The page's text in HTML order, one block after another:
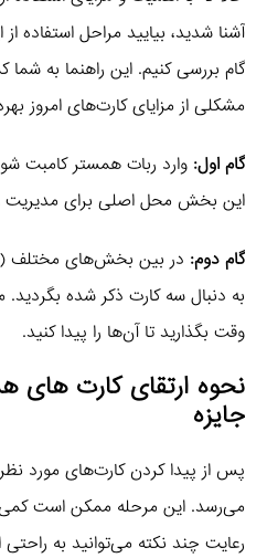
آشنا شدید، بیایید مراحل استفاده
گام بررسی کنیم. این راهنما به
مشکلی از مزایای کارت‌های امروز
گام اول:
این بخش محل اصلی برای مدیریت
گام دوم:
به دنبال سه کارت ذکر شده
وقت بگذارید تا آن‌ها را پیدا کنید.
نحوه ارتقای کارت های
جایزه
پس از پیدا کردن کارت‌های مورد
می‌رسد. این مرحله ممکن است کمی
رعایت چند نکته می‌توانید به راحتی